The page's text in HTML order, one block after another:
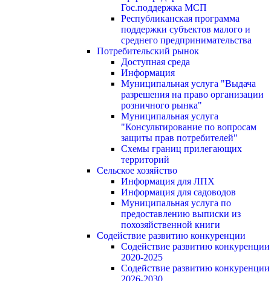
Гос.поддержка МСП
Республиканская программа
поддержки субъектов малого и
среднего предпринимательства
Потребительский рынок
Доступная среда
Информация
Муниципальная услуга "Выдача
разрешения на право организации
розничного рынка"
Муниципальная услуга
"Консультирование по вопросам
защиты прав потребителей"
Схемы границ прилегающих
территорий
Сельское хозяйство
Информация для ЛПХ
Информация для садоводов
Муниципальная услуга по
предоставлению выписки из
похозяйственной книги
Содействие развитию конкуренции
Содействие развитию конкуренции
2020-2025
Содействие развитию конкуренции